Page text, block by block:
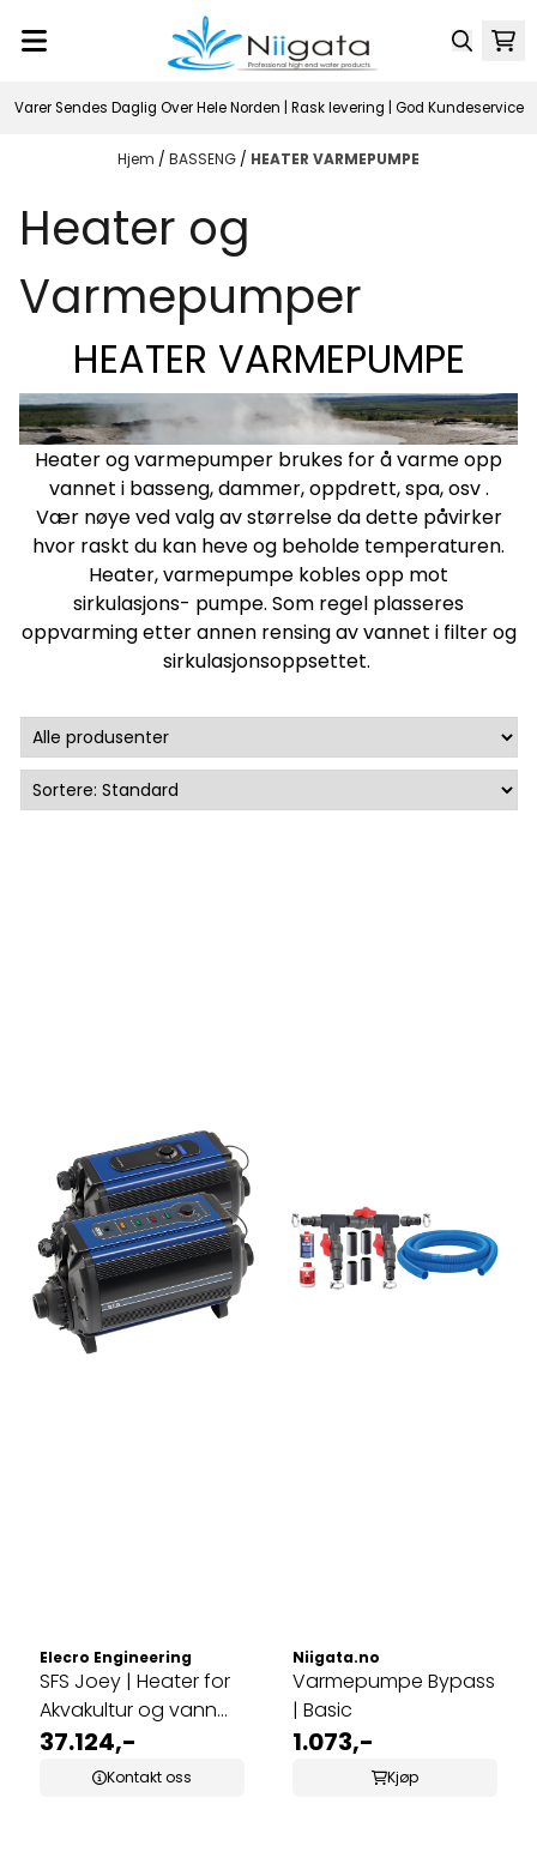
Varer Sendes Daglig Over Hele Norden | Rask levering | God Kundeservice
Hjem / BASSENG / HEATER VARMEPUMPE
Heater og
Varmepumper
HEATER VARMEPUMPE
Heater og varmepumper brukes for å varme opp
vannet i basseng, dammer, oppdrett, spa, osv .
Vær nøye ved valg av størrelse da dette påvirker
hvor raskt du kan heve og beholde temperaturen.
Heater, varmepumpe kobles opp mot
sirkulasjons- pumpe. Som regel plasseres
oppvarming etter annen rensing av vannet i filter og
sirkulasjonsoppsettet.
Elecro Engineering
SFS Joey | Heater for
Akvakultur og vann
med høy TDS
37.124,-
Kontakt oss
Niigata.no
Varmepumpe Bypass
| Basic
1.073,-
Kjøp